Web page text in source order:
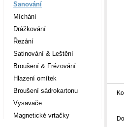
Sanování
Míchání
Drážkování
Řezání
Satinování & Leštění
Broušení & Frézování
Hlazení omítek
Broušení sádrokartonu
Vysavače
Magnetické vrtačky